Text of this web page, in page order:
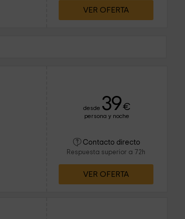
VER OFERTA
desde 39€
persona y noche
Contacto directo
Respuesta superior a 72h
VER OFERTA